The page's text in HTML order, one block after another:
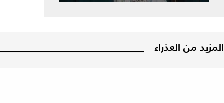
المزيد من العذراء